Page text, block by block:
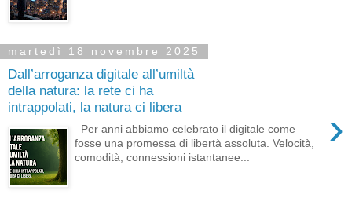
martedì 18 novembre 2025
Dall’arroganza digitale all’umiltà
della natura: la rete ci ha
intrappolati, la natura ci libera
›
Per anni abbiamo celebrato il digitale come
fosse una promessa di libertà assoluta. Velocità,
comodità, connessioni istantanee...